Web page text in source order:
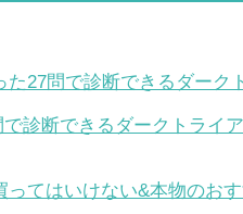
診断できるダークトライ